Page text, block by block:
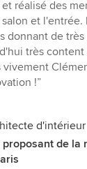
réalisé des
et l'entrée.
donnant de
très
vivement
!”
d'intérieur
de la